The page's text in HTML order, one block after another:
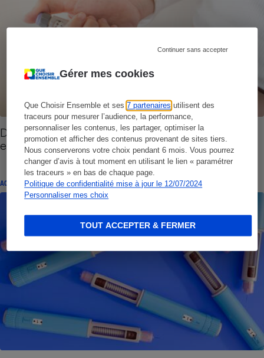
Gérer mes cookies
Que Choisir Ensemble et ses7 partenaires utilisent des
traceurs pour mesurer l’audience, la performance,
personnaliser les contenus, les partager, optimiser la
promotion et afficher des contenus provenant de sites tiers.
Nous conserverons votre choix pendant 6 mois. Vous pourrez
changer d’avis à tout moment en utilisant le lien « paramétrer
les traceurs » en bas de chaque page.
Politique de confidentialité mise à jour le 12/07/2024
Personnaliser mes choix
Continuer sans accepter
TOUT ACCEPTER & FERMER
Diabète - Les traitements vendus à des prix
exorbitants
ACTUALITÉ